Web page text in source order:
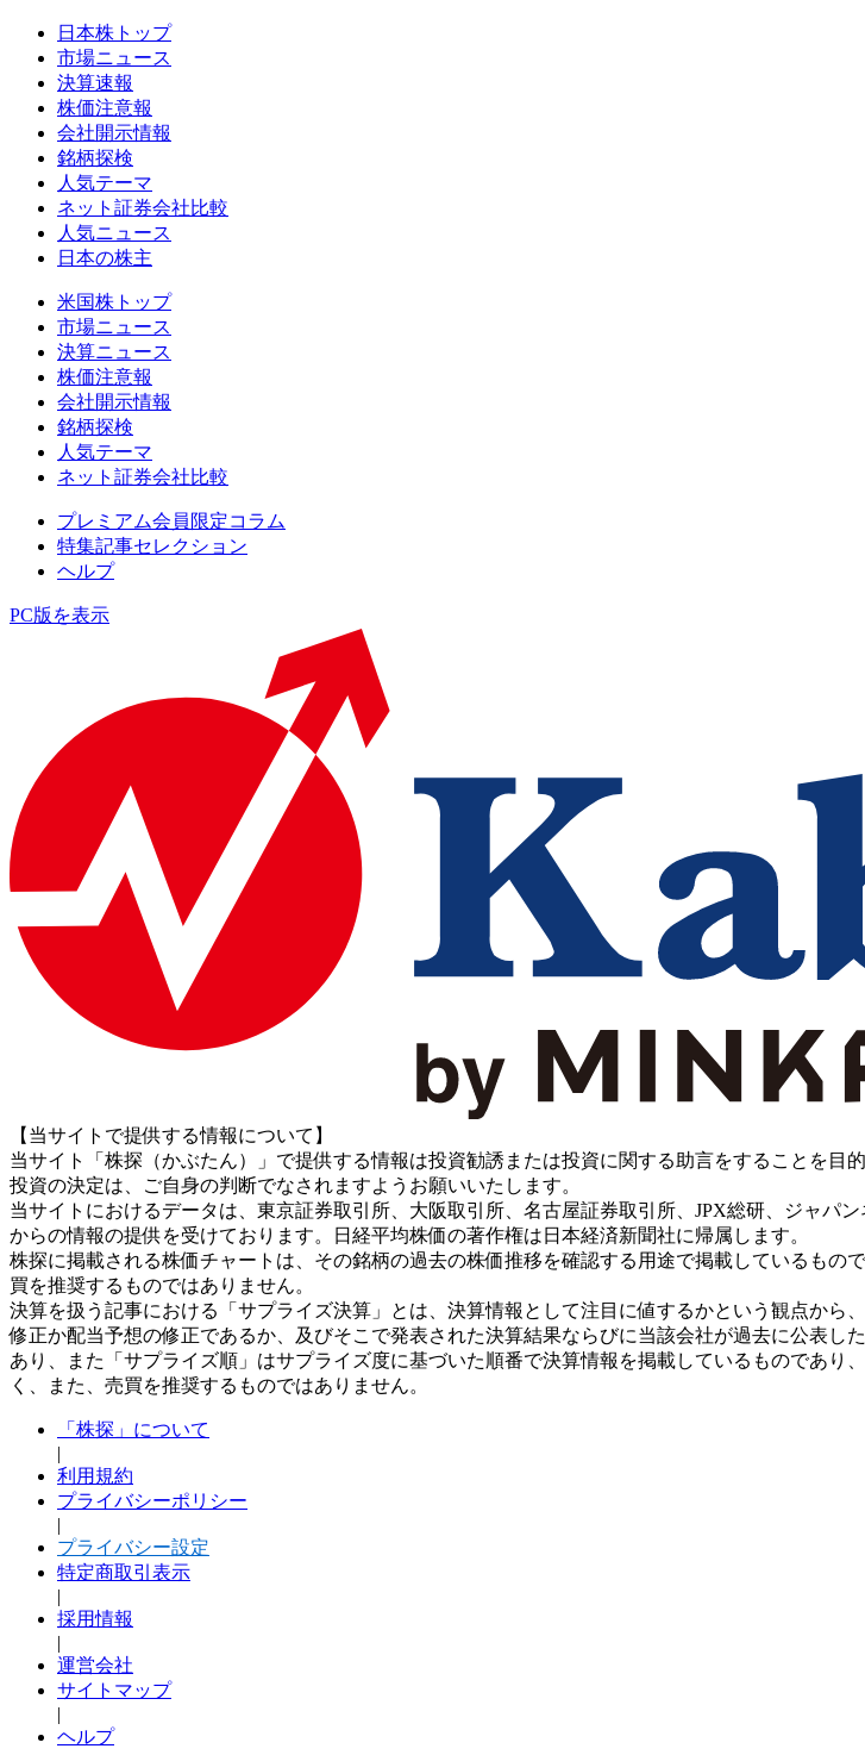
日本株トップ
市場ニュース
決算速報
株価注意報
会社開示情報
銘柄探検
人気テーマ
ネット証券会社比較
人気ニュース
日本の株主
米国株トップ
市場ニュース
決算ニュース
株価注意報
会社開示情報
銘柄探検
人気テーマ
ネット証券会社比較
プレミアム会員限定コラム
特集記事セレクション
ヘルプ
PC版を表示
【当サイトで提供する情報について】
当サイト「株探（かぶたん）」で提供する情報は投資勧誘または投資に関する助言をすることを目
投資の決定は、ご自身の判断でなされますようお願いいたします。
当サイトにおけるデータは、東京証券取引所、大阪取引所、名古屋証券取引所、JPX総研、ジャパン
からの情報の提供を受けております。日経平均株価の著作権は日本経済新聞社に帰属します。
株探に掲載される株価チャートは、その銘柄の過去の株価推移を確認する用途で掲載しているも
買を推奨するものではありません。
決算を扱う記事における「サプライズ決算」とは、決算情報として注目に値するかという観点か
修正か配当予想の修正であるか、及びそこで発表された決算結果ならびに当該会社が過去に公表
あり、また「サプライズ順」はサプライズ度に基づいた順番で決算情報を掲載しているものであ
く、また、売買を推奨するものではありません。
「株探」について
|
利用規約
プライバシーポリシー
|
プライバシー設定
特定商取引表示
|
採用情報
|
運営会社
サイトマップ
|
ヘルプ